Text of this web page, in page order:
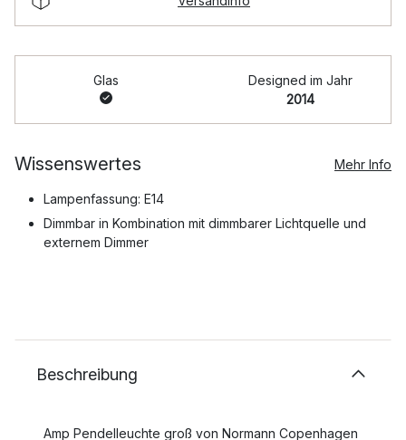
Glas
Designed im Jahr
2014
Wissenswertes Mehr Info
Lampenfassung: E14
Dimmbar in Kombination mit dimmbarer Lichtquelle und
externem Dimmer
Beschreibung
Amp Pendelleuchte groß von Normann Copenhagen